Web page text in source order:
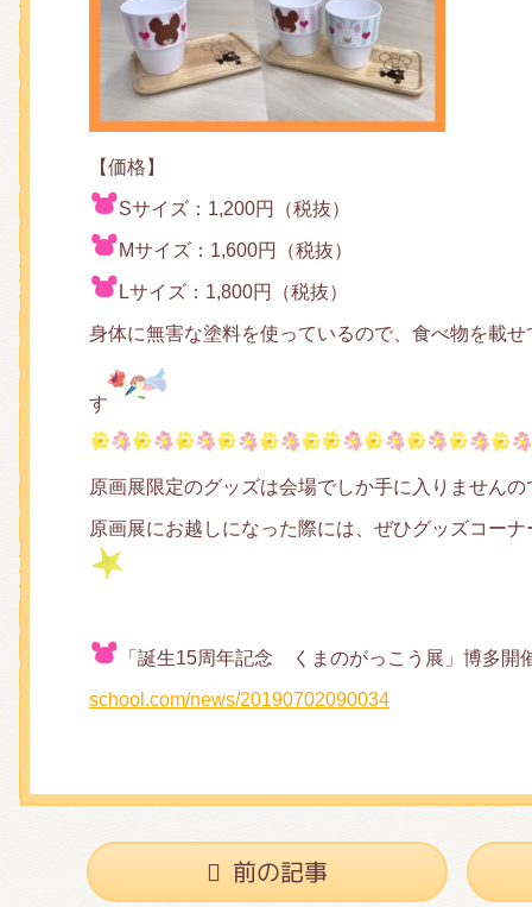
【価格】
Sサイズ：1,200円（税抜）
Mサイズ：1,600円（税抜）
Lサイズ：1,800円（税抜）
身体に無害な塗料を使っているので、食べ物を載
す
原画展限定のグッズは会場でしか手に入りませんの
原画展にお越しになった際には、ぜひグッズコー
「誕生15周年記念 くまのがっこう展」博多開
school.com/news/20190702090034
前の記事